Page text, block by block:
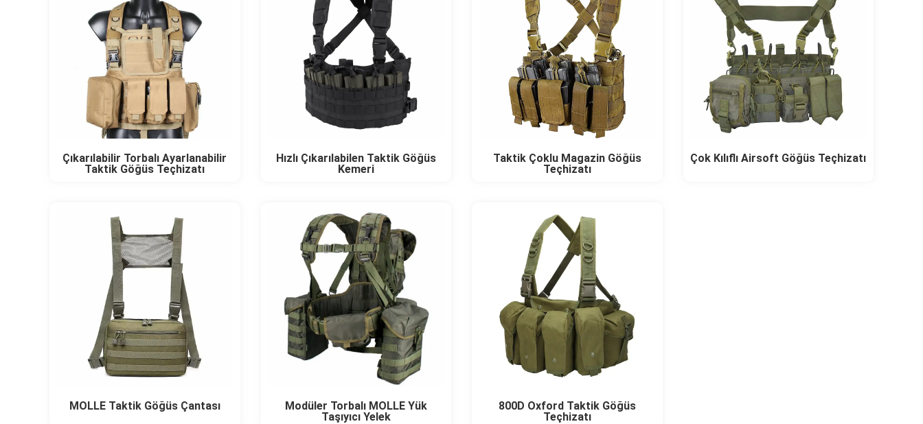
Çıkarılabilir Torbalı Ayarlanabilir
Taktik Göğüs Teçhizatı
Hızlı Çıkarılabilen Taktik Göğüs
Kemeri
Taktik Çoklu Magazin Göğüs
Teçhizatı
Çok Kılıflı Airsoft Göğüs Teçhizatı
MOLLE Taktik Göğüs Çantası
Modüler Torbalı MOLLE Yük
Taşıyıcı Yelek
800D Oxford Taktik Göğüs
Teçhizatı